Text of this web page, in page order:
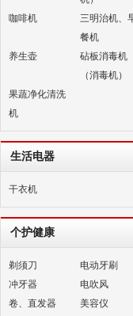
咖啡机
三明治机、
餐机
养生壶
砧板消毒机
（消毒机）
果蔬净化清洗
机
生活电器
干衣机
个护健康
剃须刀
电动牙刷
冲牙器
电吹风
卷、直发器
美容仪